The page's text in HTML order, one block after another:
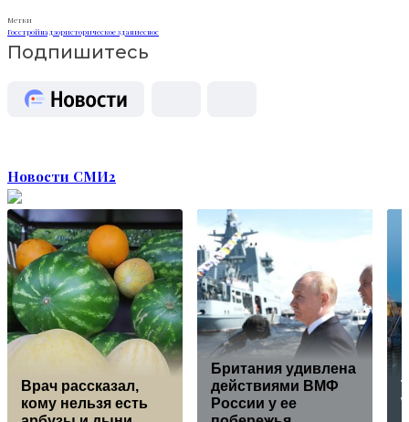
Метки
Госстройнадзористорическое зданиеснос
Подпишитесь
Новости СМИ2
Врач рассказал,
кому нельзя есть
Британия удивлена
действиями ВМФ
России у ее